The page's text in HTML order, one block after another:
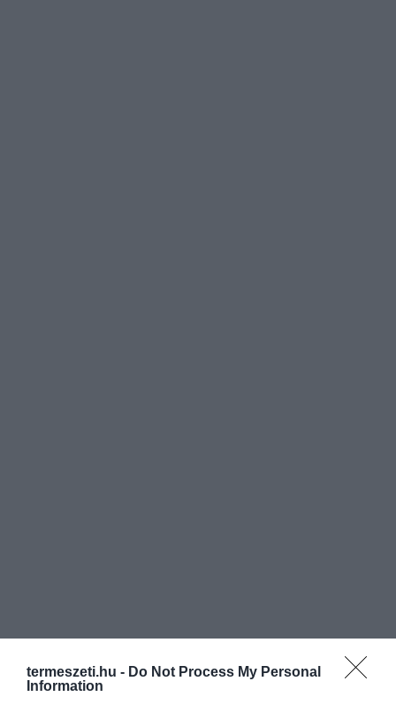
termeszeti.hu - Do Not Process My Personal
Information